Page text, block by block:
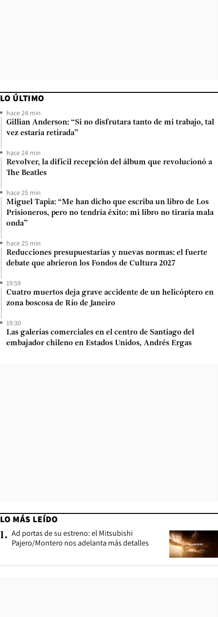
LO ÚLTIMO
hace 24 min
Gillian Anderson: “Si no disfrutara tanto de mi trabajo, tal
vez estaría retirada”
hace 24 min
Revolver, la difícil recepción del álbum que revolucionó a
The Beatles
hace 25 min
Miguel Tapia: “Me han dicho que escriba un libro de Los
Prisioneros, pero no tendría éxito: mi libro no tiraría mala
onda”
hace 25 min
Reducciones presupuestarias y nuevas normas: el fuerte
debate que abrieron los Fondos de Cultura 2027
19:59
Cuatro muertos deja grave accidente de un helicóptero en
zona boscosa de Río de Janeiro
19:30
Las galerías comerciales en el centro de Santiago del
embajador chileno en Estados Unidos, Andrés Ergas
LO MÁS LEÍDO
1. Ad portas de su estreno: el Mitsubishi
Pajero/Montero nos adelanta más detalles